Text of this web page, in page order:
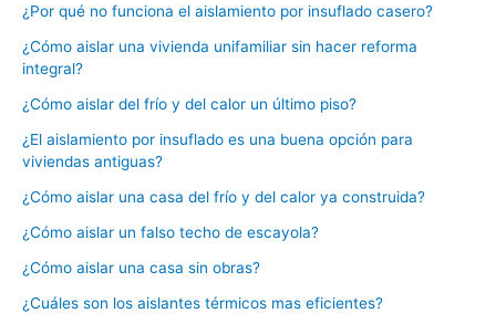
¿Por qué no funciona el aislamiento por insuflado casero?
¿Cómo aislar una vivienda unifamiliar sin hacer reforma
integral?
¿Cómo aislar del frío y del calor un último piso?
¿El aislamiento por insuflado es una buena opción para
viviendas antiguas?
¿Cómo aislar una casa del frío y del calor ya construida?
¿Cómo aislar un falso techo de escayola?
¿Cómo aislar una casa sin obras?
¿Cuáles son los aislantes térmicos mas eficientes?